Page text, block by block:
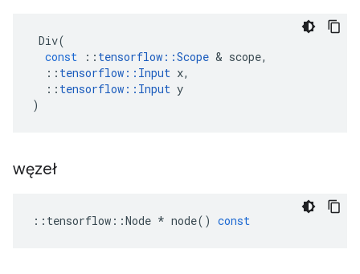
Div(
const
:: tensorflow ::Scope & scope,
:: tensorflow :: Input x,
:: tensorflow :: Input y
)
węzeł
:: tensorflow ::Node * node() const